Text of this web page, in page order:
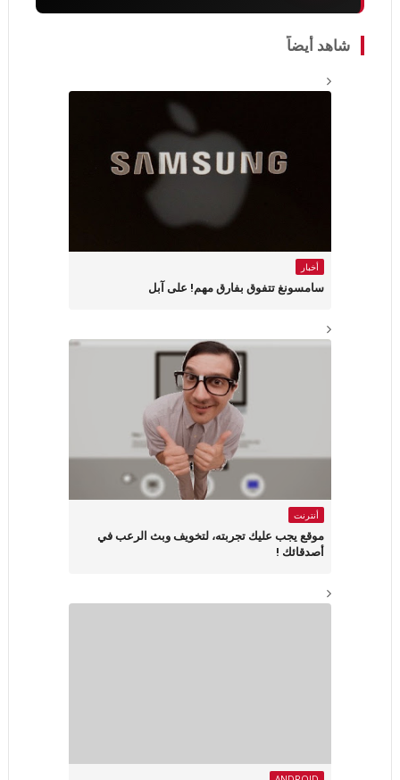
شاهد أيضاً
أخبار
سامسونغ تتفوق بفارق مهم! على آبل
أنترنت
موقع يجب عليك تجربته، لتخويف وبث الرعب في
أصدقائك !